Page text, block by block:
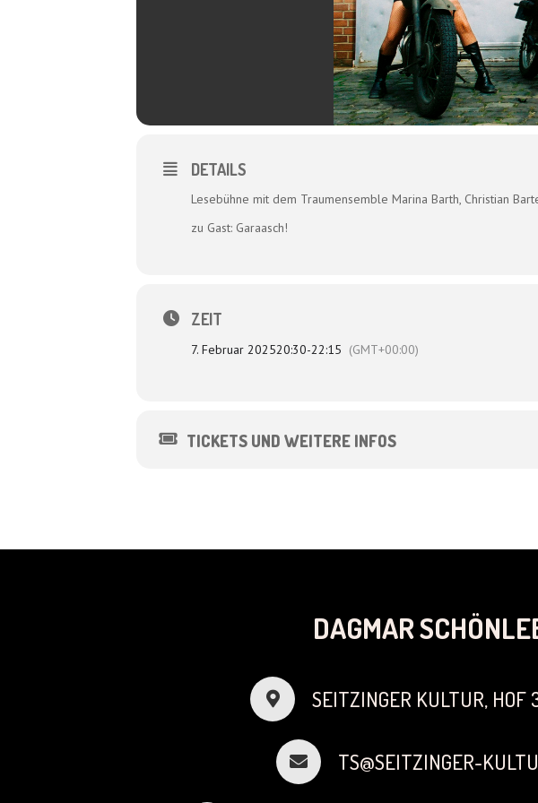
DETAILS
Lesebühne mit dem Traumensemble Marina Barth, Christian
zu Gast: Garaasch!
ZEIT
7. Februar 202520:30-22:15 (GMT+00:00)
TICKETS UND WEITERE INFOS
DAGMAR
SEITZINGER KULTUR,
TS@SEITZINGER-